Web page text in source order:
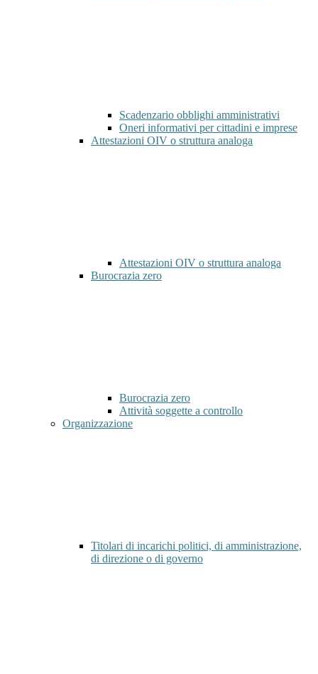
Scadenzario obblighi amministrativi
Oneri informativi per cittadini e imprese
Attestazioni OIV o struttura analoga
Attestazioni OIV o struttura analoga
Burocrazia zero
Burocrazia zero
Attività soggette a controllo
Organizzazione
Titolari di incarichi politici, di amministrazione,
di direzione o di governo